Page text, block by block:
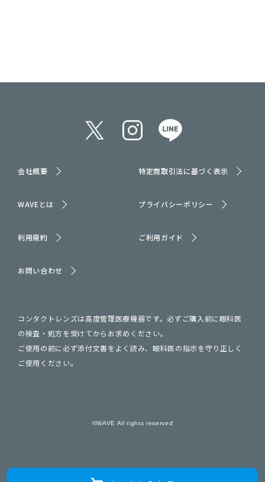
会社概要 特定商取引法に基づく表示
WAVEとは プライバシーポリシー
利用規約 ご利用ガイド
お問い合わせ
コンタクトレンズは高度管理医療機器です。必ずご購入前に眼科医
の検査・処方を受けてからお求めください。
ご使用の前に必ず添付文書をよく読み、眼科医の指示を守り正しく
ご使用ください。
©WAVE All rights reserved